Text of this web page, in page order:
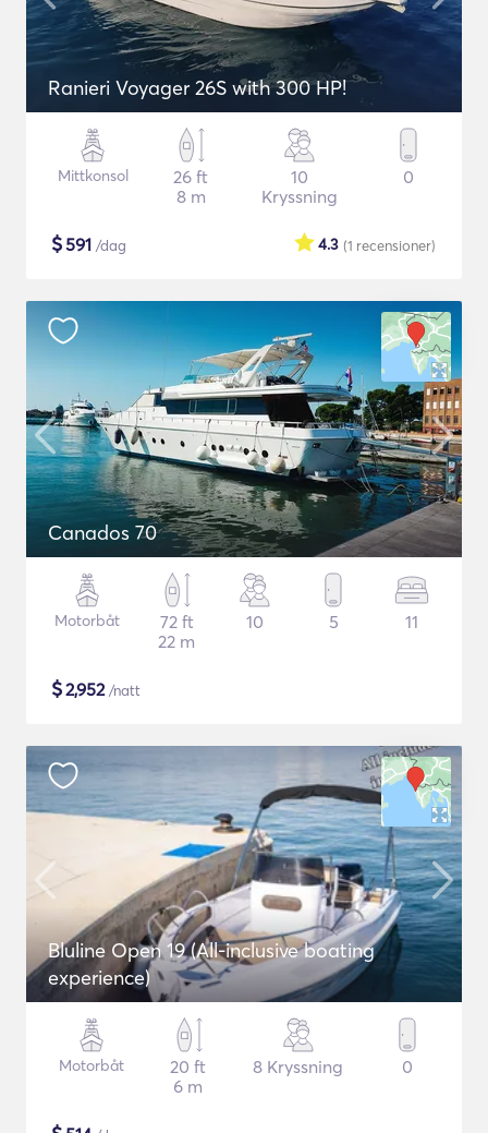
Ranieri Voyager 26S with 300 HP!
Mittkonsol
26 ft
8 m
10
Kryssning
0
$591 /dag (1 recensioner)
4.3
Canados 70
Motorbåt
72 ft
22 m
10 5 11
$2,952/natt
Bluline Open 19 (All-inclusive boating
experience)
Motorbåt
20 ft
6 m
8 Kryssning 0